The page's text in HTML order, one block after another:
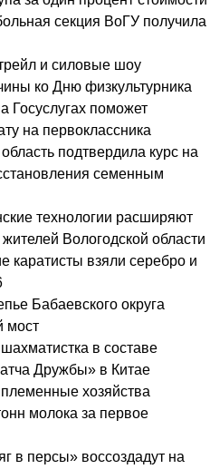
секция ВоГУ получила
и силовые шоу
ко Дню физкультурника
Госуслугах поможет
на первоклассника
подтвердила курс на
семенным
технологии расширяют
Вологодской области
каратисты взяли серебро и
Бабаевского округа
мост
в составе
Дружбы» в Китае
хозяйства
молока за первое
в персы» воссоздадут на